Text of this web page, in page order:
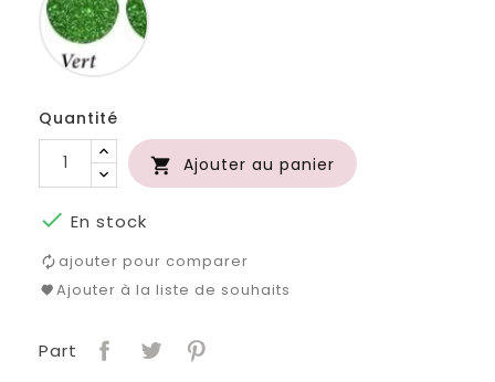
Quantité
 Ajouter au panier
 En stock
ajouter pour comparer
Ajouter à la liste de souhaits
Part